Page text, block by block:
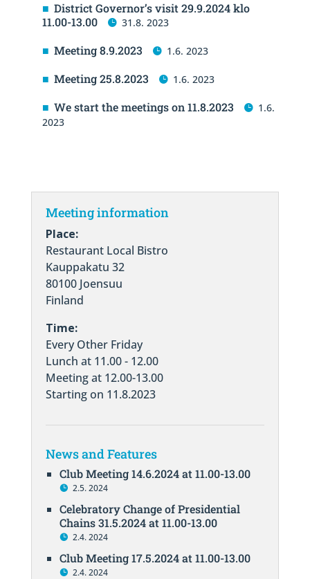
District Governor’s visit 29.9.2024 klo
11.00-13.00
31.8. 2023
Meeting 8.9.2023 1.6. 2023
Meeting 25.8.2023 1.6. 2023
We start the meetings on 11.8.2023
1.6.
2023
Meeting information
Place:
Restaurant Local Bistro
Kauppakatu 32
80100 Joensuu
Finland
Time:
Every Other Friday
Lunch at 11.00 - 12.00
Meeting at 12.00-13.00
Starting on 11.8.2023
News and Features
Club Meeting 14.6.2024 at 11.00-13.00
2.5. 2024
Celebratory Change of Presidential
Chains 31.5.2024 at 11.00-13.00
2.4. 2024
Club Meeting 17.5.2024 at 11.00-13.00
2.4. 2024